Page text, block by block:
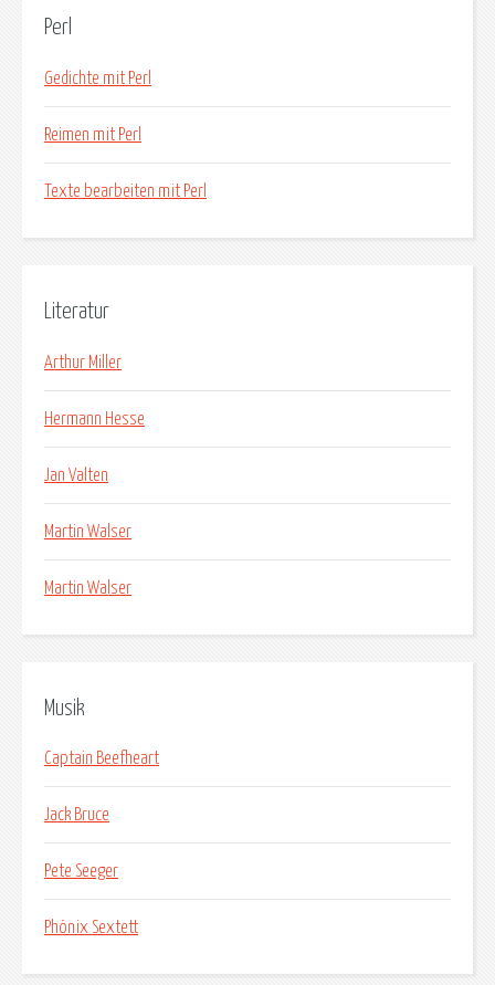
Perl
Gedichte mit Perl
Reimen mit Perl
Texte bearbeiten mit Perl
Literatur
Arthur Miller
Hermann Hesse
Jan Valten
Martin Walser
Martin Walser
Musik
Captain Beefheart
Jack Bruce
Pete Seeger
Phönix Sextett